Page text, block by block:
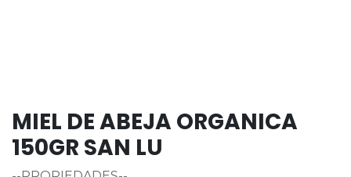
MIEL DE ABEJA ORGANICA
150GR SAN LU